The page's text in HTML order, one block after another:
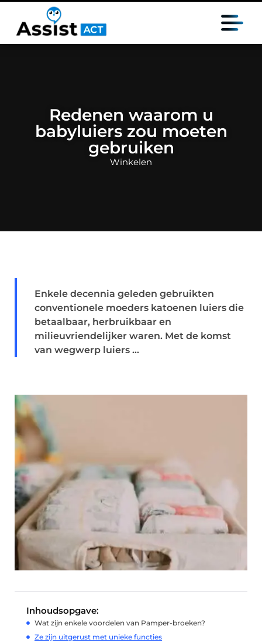
Redenen waarom u
babyluiers zou moeten
gebruiken
Winkelen
Enkele decennia geleden gebruikten
conventionele moeders katoenen luiers die
betaalbaar, herbruikbaar en
milieuvriendelijker waren. Met de komst
van wegwerp luiers ...
Inhoudsopgave:
Wat zijn enkele voordelen van Pamper-broeken?
Ze zijn uitgerust met unieke functies